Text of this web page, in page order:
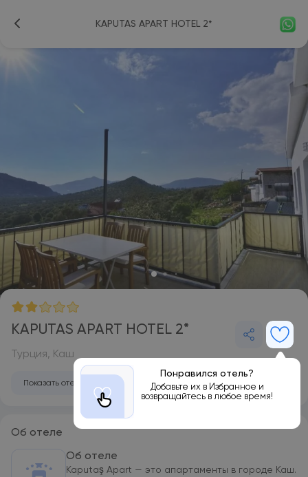
KAPUTAS APART HOTEL 2*
KAPUTAS APART HOTEL 2*
Понравился отель?
Добавьте их в Избранное и
возвращайтесь в любое время!
Турция, Каш
Показать отель на карте
Об отеле
Об отеле
Kaputaş Apart — это апартаменты в городе Каш.